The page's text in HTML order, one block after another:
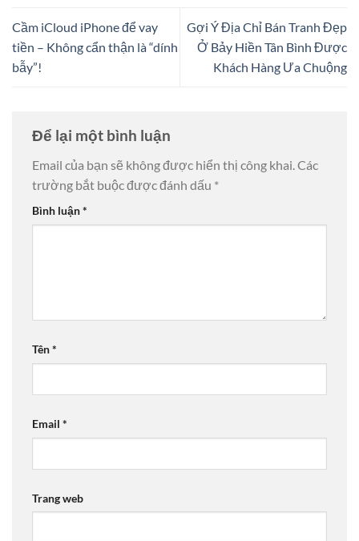
Cầm iCloud iPhone để vay
tiền – Không cẩn thận là “dính
bẫy”!
Gợi Ý Địa Chỉ Bán Tranh Đẹp
Ở Bảy Hiền Tân Bình Được
Khách Hàng Ưa Chuộng
Để lại một bình luận
Email của bạn sẽ không được hiển thị công khai.Các
trường bắt buộc được đánh dấu *
Bình luận*
Tên*
Email *
Trang web